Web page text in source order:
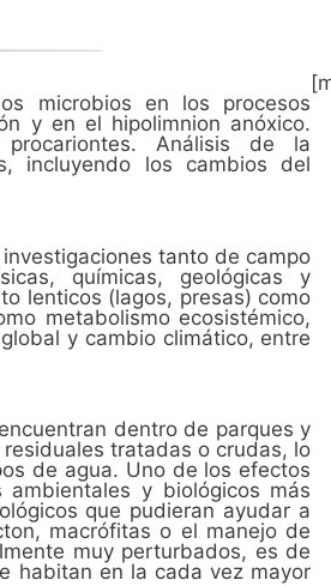
microbios en los procesos
y en el hipolimnion anóxico.
procariontes. Análisis de la
incluyendo los cambios del
tanto de campo
químicas, geológicas y
lenticos (lagos, presas) como
metabolismo ecosistémico,
y cambio climático, entre
dentro de parques y
tratadas o crudas, lo
de agua. Uno de los efectos
y biológicos más
que pudieran ayudar a
macrófitas o el manejo de
muy perturbados, es de
habitan en la cada vez mayor